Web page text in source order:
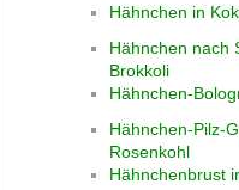
Hähnchen in
Hähnchen nach
Brokkoli
Hähnchen-
Hähnchen-Pilz-
Rosenkohl
Hähnchenbrust